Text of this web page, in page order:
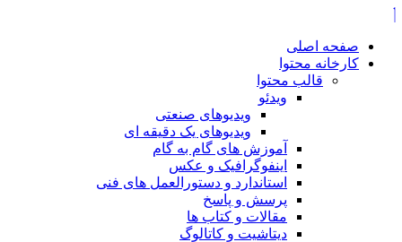
صفحه اصلی
کارخانه محتوا
قالب محتوا
ویدئو
ویدیوهای صنعتی
ویدیوهای یک دقیقه ای
آموزش های گام به گام
اینفوگرافیک و عکس
استاندارد و دستورالعمل های فنی
پرسش و پاسخ
مقالات و کتاب ها
دیتاشیت و کاتالوگ